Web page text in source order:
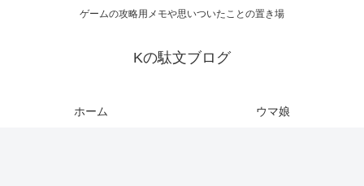
ゲームの攻略用メモや思いついたことの置き場
Kの駄文ブログ
ホーム ウマ娘